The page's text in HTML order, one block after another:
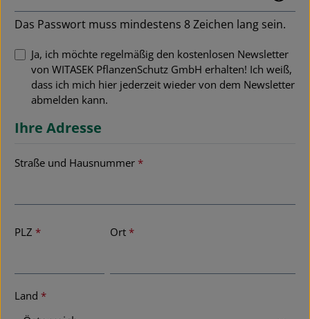
Das Passwort muss mindestens 8 Zeichen lang sein.
Ja, ich möchte regelmäßig den kostenlosen Newsletter
von WITASEK PflanzenSchutz GmbH erhalten! Ich weiß,
dass ich mich hier jederzeit wieder von dem Newsletter
abmelden kann.
Ihre Adresse
Straße und Hausnummer *
PLZ * Ort *
Land *